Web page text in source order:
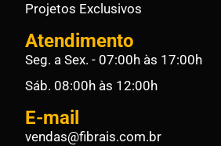
Projetos Exclusivos
Atendimento
Seg. a Sex. - 07:00h às 17:00h
Sáb. 08:00h às 12:00h
E-mail
vendas@fibrais.com.br